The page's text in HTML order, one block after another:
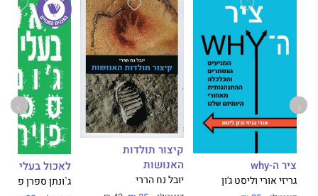
ציר ה-why
גריזי אורי וליסט ג'ון
קיצור תולדות
האנושות
יובל נח הררי
לאכול בעלי
ג`ונתן ספרן פויר